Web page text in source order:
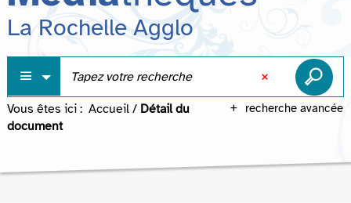
La Rochelle Agglo
recherche avancée
Vous êtes ici : Accueil / Détail du
document